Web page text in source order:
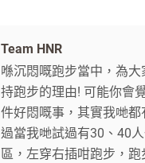
Team HNR
喺沉悶嘅跑步當中，為
持跑步的理由! 可能你會
件好悶嘅事，其實我哋都
過當我哋試過有30、40
區，左穿右插咁跑步，